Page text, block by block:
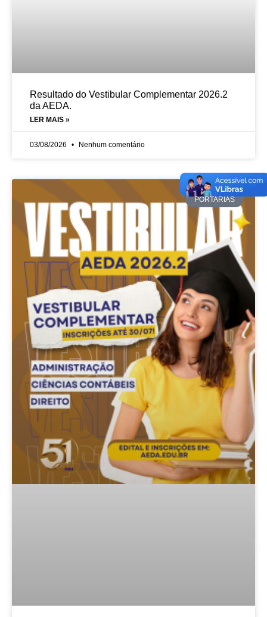
Resultado do Vestibular Complementar 2026.2
da AEDA.
LER MAIS »
03/08/2026 Nenhum comentário
PORTARIAS